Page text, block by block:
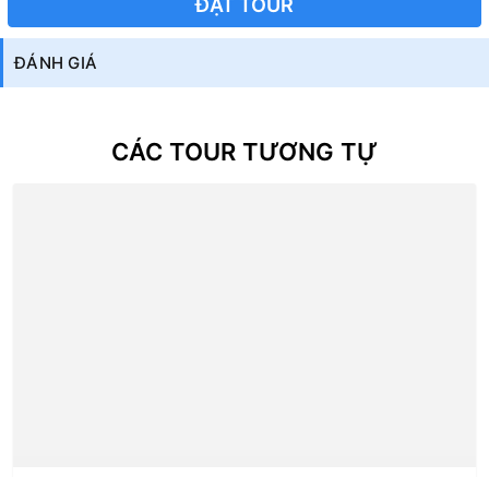
ĐẶT TOUR
ĐÁNH GIÁ
CÁC TOUR TƯƠNG TỰ